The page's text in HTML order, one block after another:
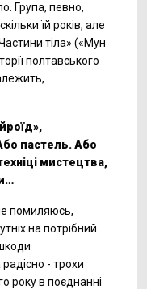
Група, певно,
їй років, але
тіла» («Мун
полтавського
пастель. Або
мистецтва,
помиляюсь,
на потрібний
- трохи
року в поєднанні